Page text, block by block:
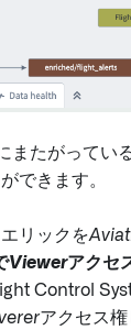
またがってい
できます。
リックを
Viewerアクセ
Control
アクセス権